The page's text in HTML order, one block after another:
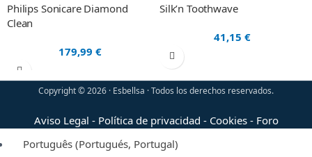
Philips Sonicare Diamond
Clean
179,99 €
Silk’n Toothwave
41,15 €
Copyright © 2026 · Esbellsa · Todos los derechos reservados.
Aviso Legal - Política de privacidad - Cookies- Foro
Português (Portugués, Portugal)